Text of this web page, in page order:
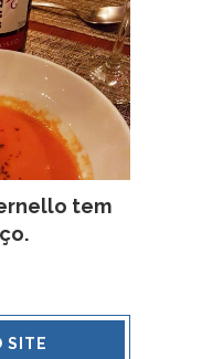
tem
SITE